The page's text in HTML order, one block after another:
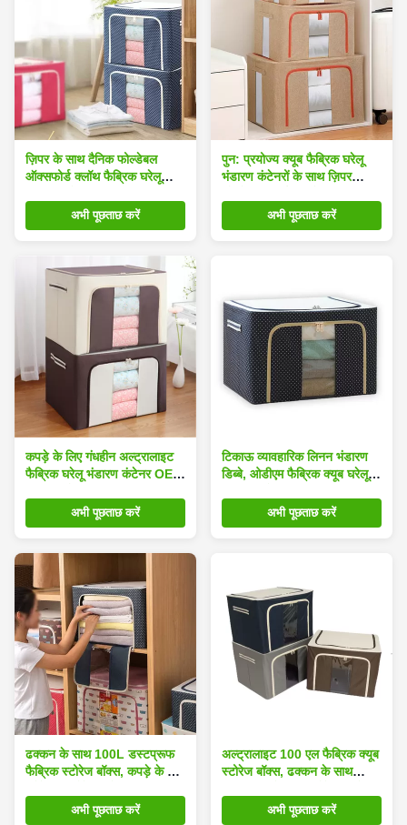
ज़िपर के साथ दैनिक फोल्डेबल
ऑक्सफोर्ड क्लॉथ फैब्रिक घरेलू
अभी पूछताछ करें
पुन: प्रयोज्य क्यूब फैब्रिक घरेलू
भंडारण कंटेनरों के साथ ज़िपर
अभी पूछताछ करें
कपड़े के लिए गंधहीन अल्ट्रालाइट
फैब्रिक घरेलू भंडारण कंटेनर OEM
अभी पूछताछ करें
टिकाऊ व्यावहारिक लिनन भंडारण
डिब्बे, ओडीएम फैब्रिक क्यूब घरेलू
अभी पूछताछ करें
ढक्कन के साथ 100L डस्टप्रूफ
फैब्रिक स्टोरेज बॉक्स, कपड़े के लिए
अभी पूछताछ करें
अल्ट्रालाइट 100 एल फैब्रिक क्यूब
स्टोरेज बॉक्स, ढक्कन के साथ
अभी पूछताछ करें